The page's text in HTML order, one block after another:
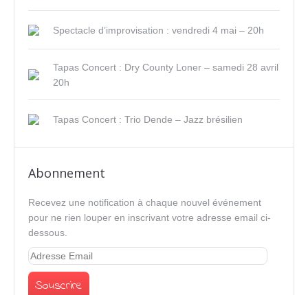
Spectacle d’improvisation : vendredi 4 mai – 20h
Tapas Concert : Dry County Loner – samedi 28 avril
20h
Tapas Concert : Trio Dende – Jazz brésilien
Abonnement
Recevez une notification à chaque nouvel événement
pour ne rien louper en inscrivant votre adresse email ci-
dessous.